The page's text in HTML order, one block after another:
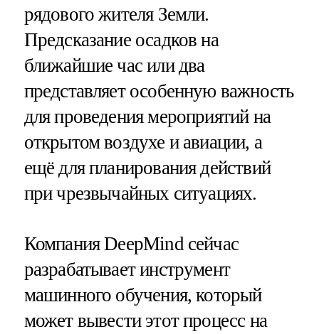
рядового жителя Земли.
Предсказание осадков на
ближайшие час или два
представляет особенную важность
для проведения мероприятий на
открытом воздухе и авиации, а
ещё для планирования действий
при чрезвычайных ситуациях.
Компания DeepMind сейчас
разрабатывает инструмент
машинного обучения, который
может вывести этот процесс на